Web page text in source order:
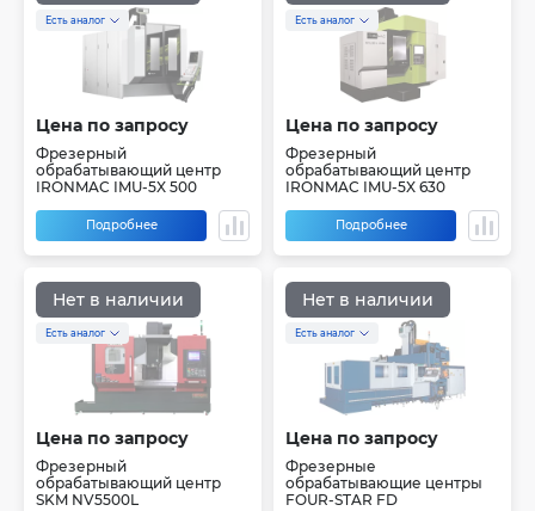
Есть аналог
Цена по запросу
Фрезерный
обрабатывающий центр
IRONMAC IMU-5X 500
Подробнее
Есть аналог
Цена по запросу
Фрезерный
обрабатывающий центр
IRONMAC IMU-5X 630
Подробнее
Нет в наличии
Есть аналог
Цена по запросу
Фрезерный
обрабатывающий центр
SKM NV5500L
Нет в наличии
Есть аналог
Цена по запросу
Фрезерные
обрабатывающие центры
FOUR-STAR FD